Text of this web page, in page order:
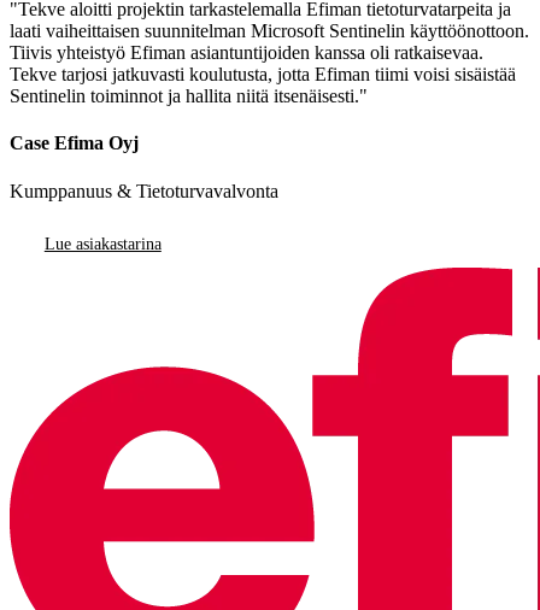
"Tekve aloitti projektin tarkastelemalla Efiman tietoturvatarpeita ja
laati vaiheittaisen suunnitelman Microsoft Sentinelin käyttöönottoon.
Tiivis yhteistyö Efiman asiantuntijoiden kanssa oli ratkaisevaa.
Tekve tarjosi jatkuvasti koulutusta, jotta Efiman tiimi voisi sisäistää
Sentinelin toiminnot ja hallita niitä itsenäisesti."
Case Efima Oyj
Kumppanuus & Tietoturvavalvonta
Lue asiakastarina